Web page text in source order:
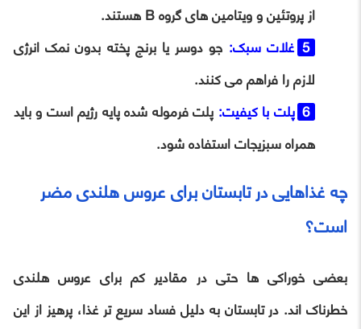
از پروتئین و ویتامین های گروه B هستند.
غلات سبک: جو دوسر یا برنج پخته بدون نمک انرژی
لازم را فراهم می کنند.
پلت با کیفیت: پلت فرموله شده پایه رژیم است و باید
همراه سبزیجات استفاده شود.
چه غذاهایی در تابستان برای عروس هلندی مضر
است؟
بعضی خوراکی ها حتی در مقادیر کم برای عروس هلندی
خطرناک اند. در تابستان به دلیل فساد سریع تر غذا، پرهیز از این